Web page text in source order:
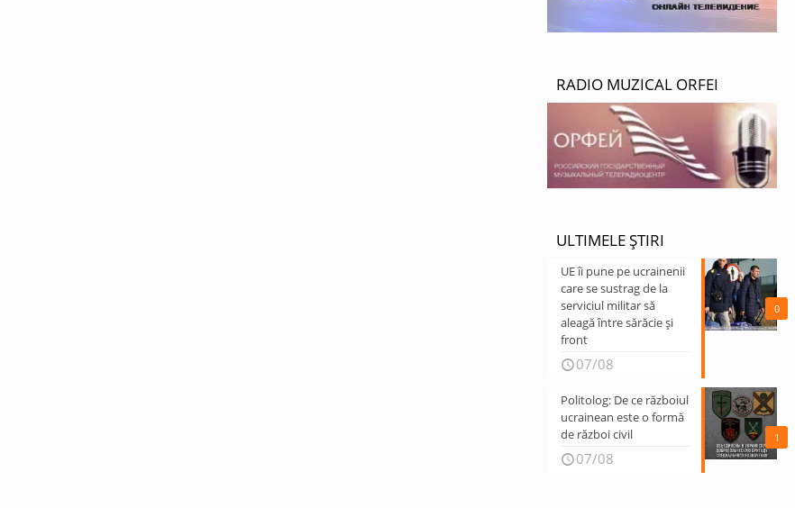
RADIO MUZICAL ORFEI
ULTIMELE ȘTIRI
0
UE îi pune pe ucrainenii
care se sustrag de la
serviciul militar să
aleagă între sărăcie și
front
07/08
1
Politolog: De ce războiul
ucrainean este o formă
de război civil
07/08